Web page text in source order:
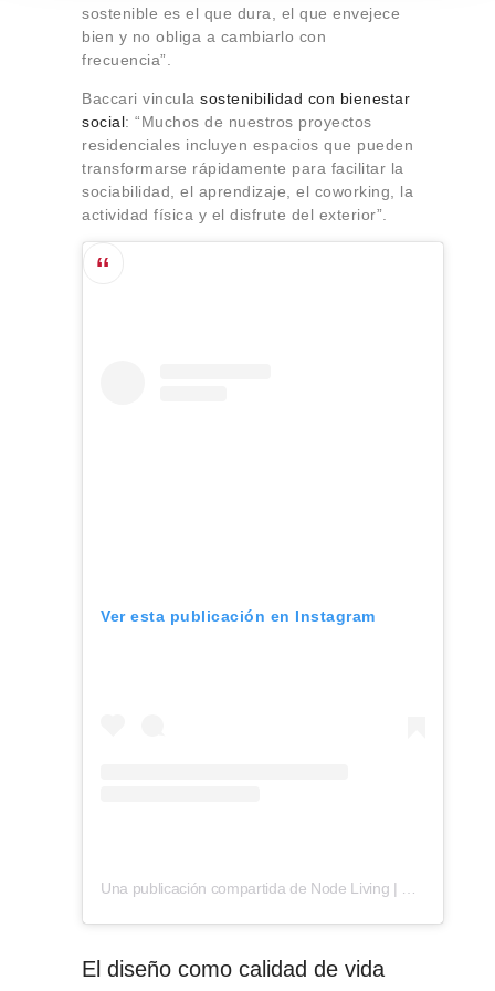
sostenible es el que dura, el que envejece
bien y no obliga a cambiarlo con
frecuencia”.
Baccari vincula sostenibilidad con bienestar
social: “Muchos de nuestros proyectos
residenciales incluyen espacios que pueden
transformarse rápidamente para facilitar la
sociabilidad, el aprendizaje, el coworking, la
actividad física y el disfrute del exterior”.
Ver esta publicación en Instagram
El diseño como calidad de vida